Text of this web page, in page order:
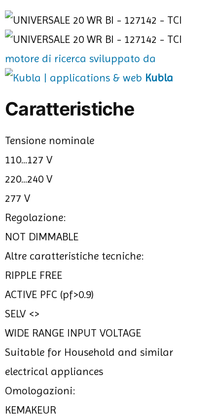
motore di ricerca sviluppato da
Kubla
Caratteristiche
Tensione nominale
110...127 V
220...240 V
277 V
Regolazione:
NOT DIMMABLE
Altre caratteristiche tecniche:
RIPPLE FREE
ACTIVE PFC (pf>0.9)
SELV <>
WIDE RANGE INPUT VOLTAGE
Suitable for Household and similar
electrical appliances
Omologazioni:
KEMAKEUR